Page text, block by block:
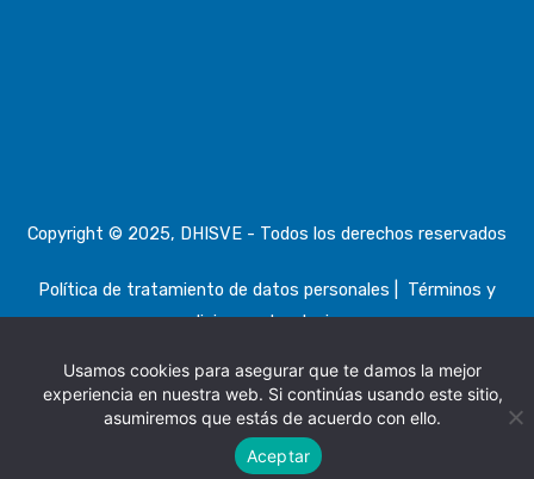
Copyright © 2025, DHISVE - Todos los derechos reservados
Política de tratamiento de datos personales
Términos y
condiciones, devoluciones
Usamos cookies para asegurar que te damos la mejor
experiencia en nuestra web. Si continúas usando este sitio,
asumiremos que estás de acuerdo con ello.
Aceptar